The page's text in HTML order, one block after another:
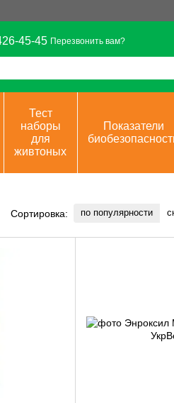
45-45 Перезвонить вам?
Тест
наборы
для
живтоных
Показатели
Сортировка: по популярности